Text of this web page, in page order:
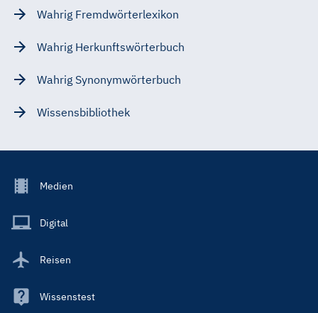
Wahrig Fremdwörterlexikon
Wahrig Herkunftswörterbuch
Wahrig Synonymwörterbuch
Wissensbibliothek
Footer
Main
Medien
Digital
Reisen
Wissenstest